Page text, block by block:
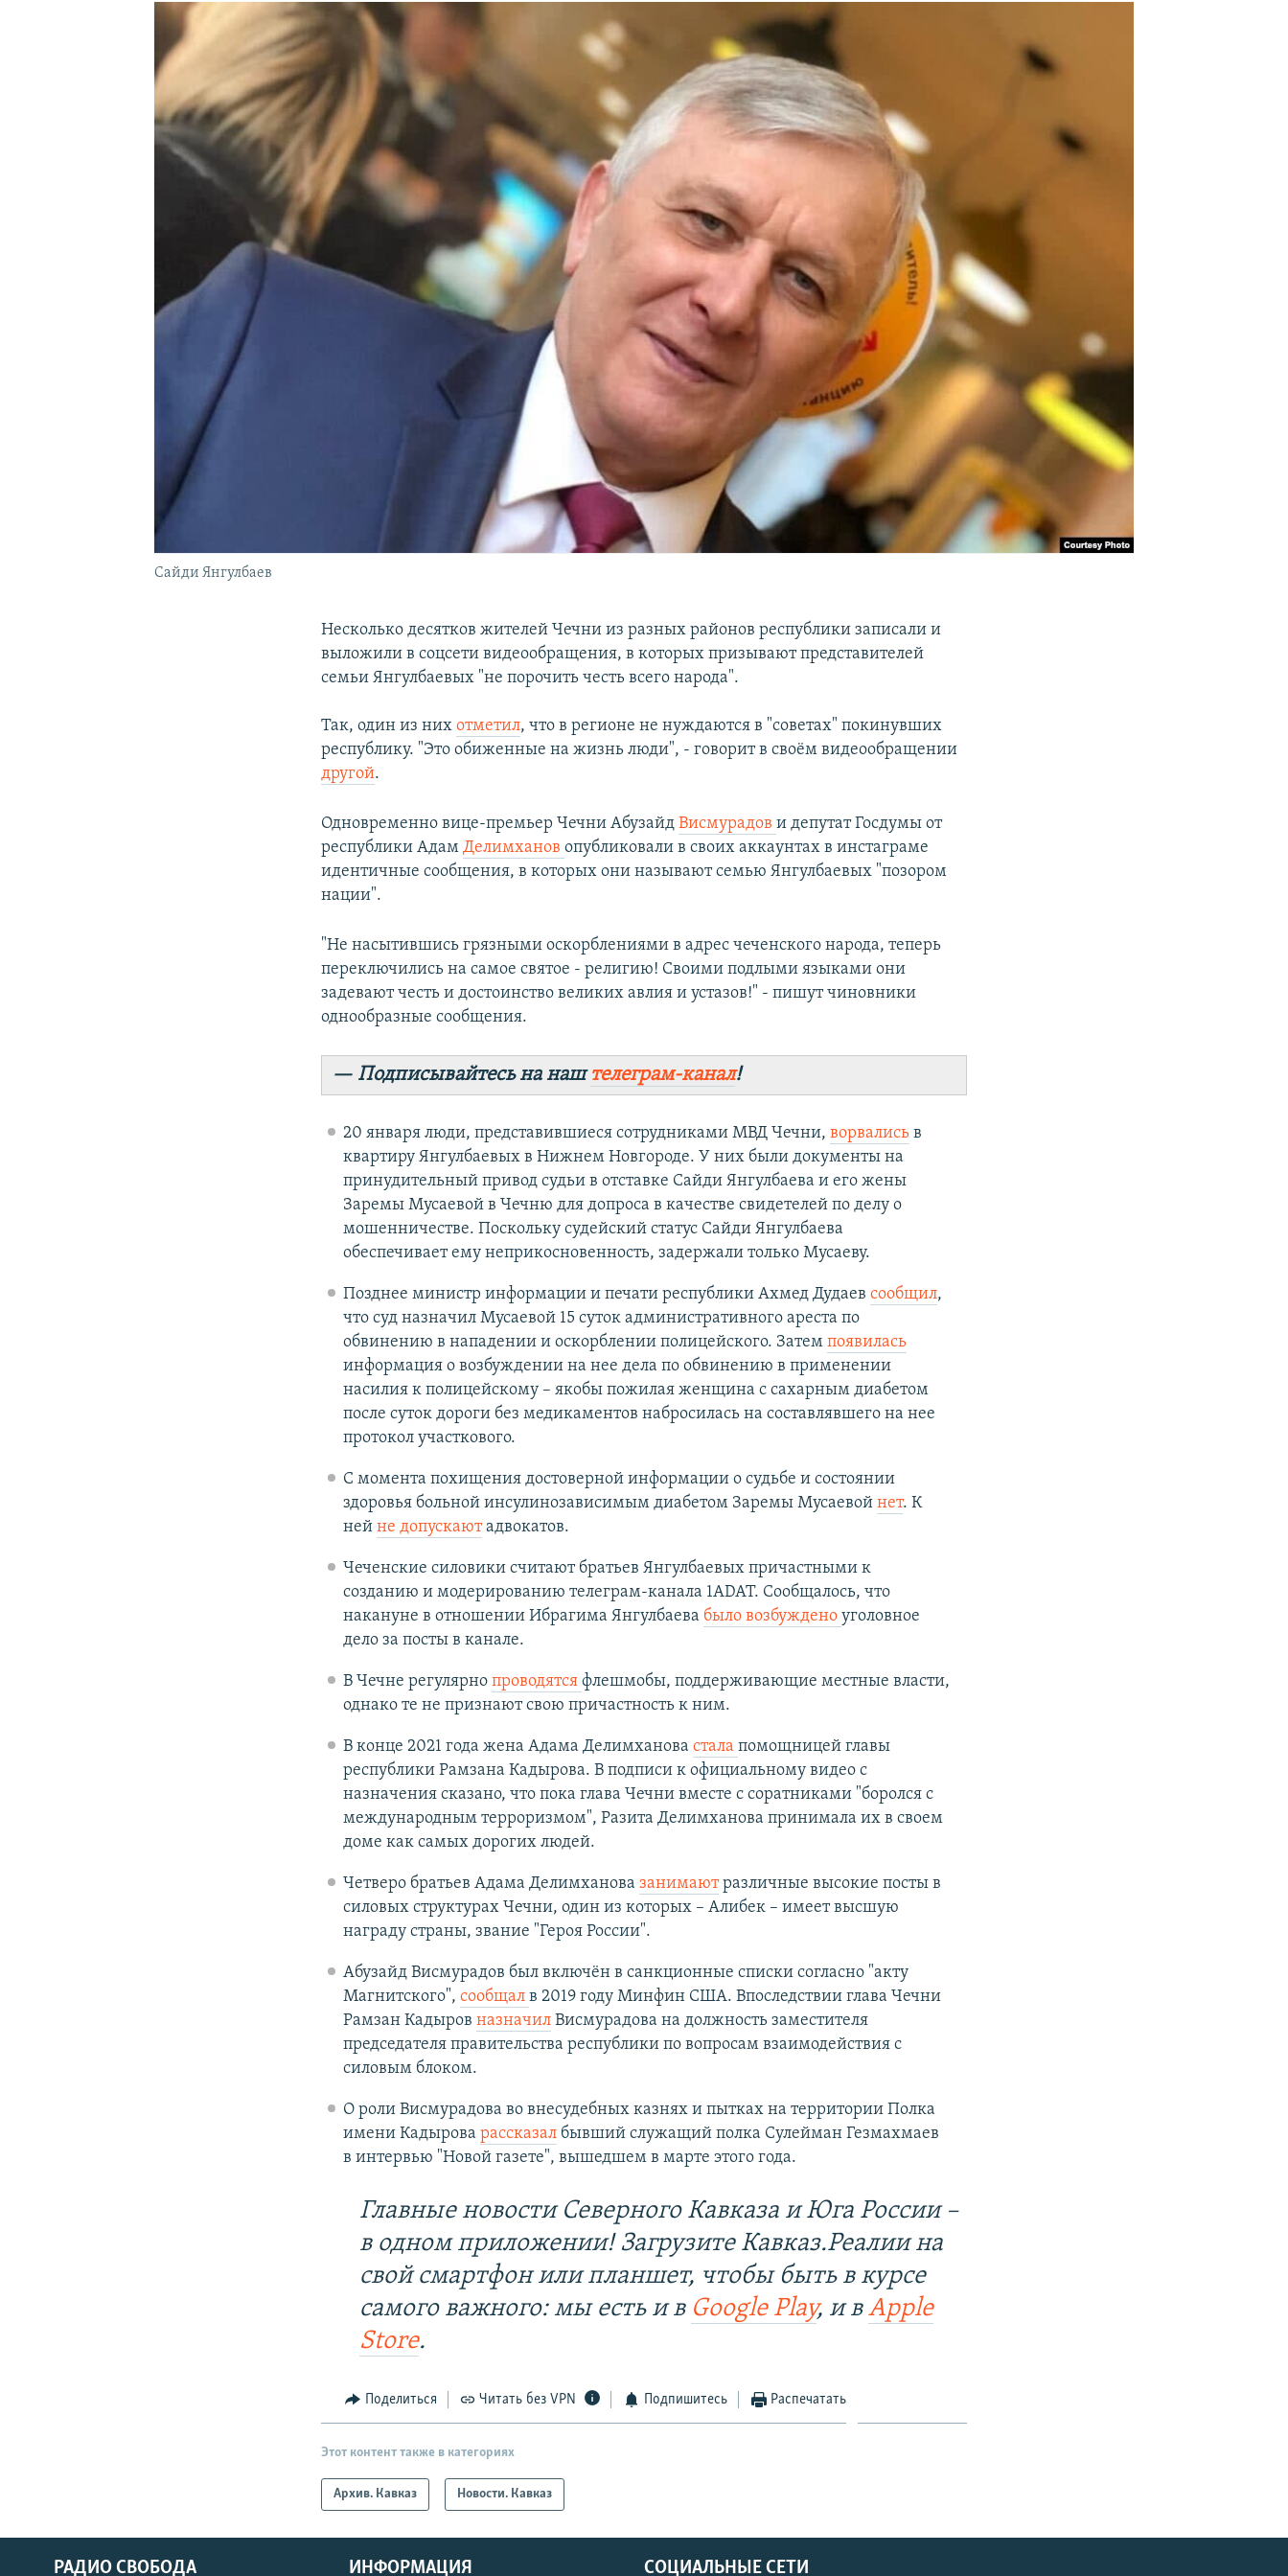
ПОДПИШИТЕСЬ НА РАССЫЛКУ
Сайди Янгулбаев
Несколько десятков жителей Чечни из разных районов республики записали и
выложили в соцсети видеообращения, в которых призывают представителей
семьи Янгулбаевых "не порочить честь всего народа".
Так, один из нихотметил, что в регионе не нуждаются в "советах" покинувших
республику. "Это обиженные на жизнь люди", - говорит в своём видеообращении
другой.
Одновременно вице-премьер Чечни АбузайдВисмурадови депутат Госдумы от
республики АдамДелимхановопубликовали в своих аккаунтах в инстаграме
идентичные сообщения, в которых они называют семью Янгулбаевых "позором
нации".
"Не насытившись грязными оскорблениями в адрес чеченского народа, теперь
переключились на самое святое - религию! Своими подлыми языками они
задевают честь и достоинство великих авлия и устазов!" - пишут чиновники
однообразные сообщения.
— Подписывайтесь на наштелеграм-канал!
20 января люди, представившиеся сотрудниками МВД Чечни, ворвалисьв
квартиру Янгулбаевых в Нижнем Новгороде. У них были документы на
принудительный привод судьи в отставке Сайди Янгулбаева и его жены
Заремы Мусаевой в Чечню для допроса в качестве свидетелей по делу о
мошенничестве. Поскольку судейский статус Сайди Янгулбаева
обеспечивает ему неприкосновенность, задержали только Мусаеву.
Позднее министр информации и печати республики Ахмед Дудаев сообщил,
что суд назначил Мусаевой 15 суток административного ареста по
обвинению в нападении и оскорблении полицейского. Затем появилась
информация о возбуждении на нее дела по обвинению в применении
насилия к полицейскому – якобы пожилая женщина с сахарным диабетом
после суток дороги без медикаментов набросилась на составлявшего на нее
протокол участкового.
С момента похищения достоверной информации о судьбе и состоянии
здоровья больной инсулинозависимым диабетом Заремы Мусаевой нет. К
ней не допускаютадвокатов.
Чеченские силовики считают братьев Янгулбаевых причастными к
созданию и модерированию телеграм-канала 1ADAT. Сообщалось, что
накануне в отношении Ибрагима Янгулбаева было возбуждено уголовное
дело за посты в канале.
В Чечне регулярно проводятся флешмобы, поддерживающие местные власти,
однако те не признают свою причастность к ним.
В конце 2021 года жена Адама Делимханова стала помощницей главы
республики Рамзана Кадырова. В подписи к официальному видео с
назначения сказано, что пока глава Чечни вместе с соратниками "боролся с
международным терроризмом", Разита Делимханова принимала их в своем
доме как самых дорогих людей.
Четверо братьев Адама Делимханова занимаютразличные высокие посты в
силовых структурах Чечни, один из которых – Алибек – имеет высшую
награду страны, звание "Героя России".
Абузайд Висмурадов был включён в санкционные списки согласно "акту
Магнитского", сообщал в 2019 году Минфин США. Впоследствии глава Чечни
Рамзан Кадыров назначилВисмурадова на должность заместителя
председателя правительства республики по вопросам взаимодействия с
силовым блоком.
О роли Висмурадова во внесудебных казнях и пытках на территории Полка
имени Кадырова рассказалбывший служащий полка Сулейман Гезмахмаев
в интервью "Новой газете", вышедшем в марте этого года.
Главные новости Северного Кавказа и Юга России –
в одном приложении! Загрузите Кавказ.Реалии на
свой смартфон или планшет, чтобы быть в курсе
самого важного: мы есть и в Google Play, и вApple
Store.
Поделиться Читать без VPN Подпишитесь Распечатать
Этот контент также в категориях
Архив. Кавказ Новости. Кавказ
СОЦИАЛЬНЫЕ СЕТИ
РАДИО СВОБОДА ИНФОРМАЦИЯ